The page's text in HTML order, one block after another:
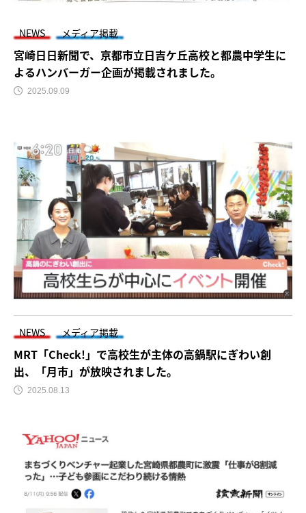
NEWS メディア掲載
宮崎日日新聞で、京都市立日吉ケ丘高校と都農中学生に
よるハンバーガー企画が掲載されました。
2025.09.09
NEWS メディア掲載
MRT「Check!」で高校生が主体の高鍋駅にぎわい創
出、「月市」が放映されました。
2025.08.13